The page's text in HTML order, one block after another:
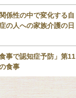
係性の中で変化する自
の人への家族介護の日
事で認知症予防」第11
食事